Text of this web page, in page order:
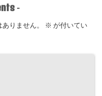
-
りません。 ※ が付いてい